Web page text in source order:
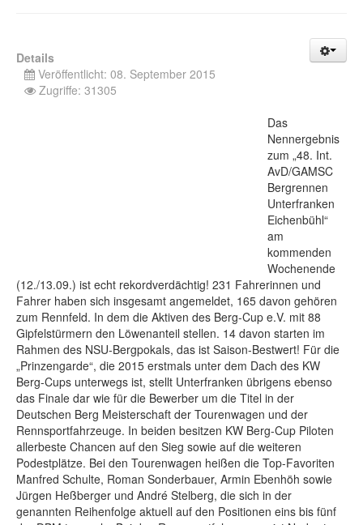
Details
Veröffentlicht: 08. September 2015
Zugriffe: 31305
Das
Nennergebnis
zum „48. Int.
AvD/GAMSC
Bergrennen
Unterfranken
Eichenbühl“
am
kommenden
Wochenende
(12./13.09.) ist echt rekordverdächtig! 231 Fahrerinnen und
Fahrer haben sich insgesamt angemeldet, 165 davon gehören
zum Rennfeld. In dem die Aktiven des Berg-Cup e.V. mit 88
Gipfelstürmern den Löwenanteil stellen. 14 davon starten im
Rahmen des NSU-Bergpokals, das ist Saison-Bestwert! Für die
„Prinzengarde“, die 2015 erstmals unter dem Dach des KW
Berg-Cups unterwegs ist, stellt Unterfranken übrigens ebenso
das Finale dar wie für die Bewerber um die Titel in der
Deutschen Berg Meisterschaft der Tourenwagen und der
Rennsportfahrzeuge. In beiden besitzen KW Berg-Cup Piloten
allerbeste Chancen auf den Sieg sowie auf die weiteren
Podestplätze. Bei den Tourenwagen heißen die Top-Favoriten
Manfred Schulte, Roman Sonderbauer, Armin Ebenhöh sowie
Jürgen Heßberger und André Stelberg, die sich in der
genannten Reihenfolge aktuell auf den Positionen eins bis fünf